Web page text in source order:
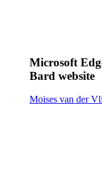
Microsoft
Bard website
Moises van der